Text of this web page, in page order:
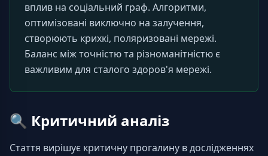
вплив на соціальний граф. Алгоритми,
оптимізовані виключно на залучення,
створюють крихкі, поляризовані мережі.
Баланс між точністю та різноманітністю є
важливим для сталого здоров'я мережі.
🔍 Критичний аналіз
Стаття вирішує критичну прогалину в дослідженнях